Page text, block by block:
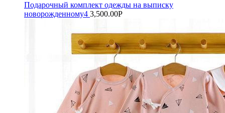
Подарочный комплект одежды на выписку
новорожденному4 3,500.00Р